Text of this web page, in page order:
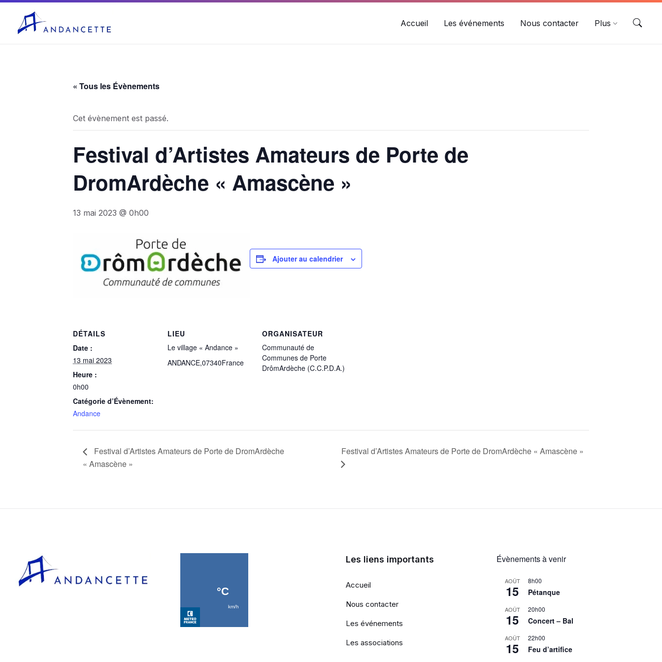
Accueil Les événements Nous contacter Plus
« Tous les Évènements
Cet évènement est passé.
Festival d’Artistes Amateurs de Porte de
DromArdèche « Amascène »
13 mai 2023 @ 0h00
Ajouter au calendrier
DÉTAILS
Date :
13 mai 2023
Heure :
0h00
Catégorie d’Évènement:
Andance
LIEU
Le village « Andance »
ANDANCE,07340France
ORGANISATEUR
Communauté de
Communes de Porte
DrômArdèche (C.C.P.D.A.)
Festival d’Artistes Amateurs de Porte de DromArdèche
« Amascène »
Festival d’Artistes Amateurs de Porte de DromArdèche « Amascène »
Les liens importants
Accueil
Nous contacter
Les événements
Les associations
Évènements à venir
AOÛT
15
8h00
Pétanque
AOÛT
15
20h00
Concert – Bal
AOÛT
15
22h00
Feu d’artifice